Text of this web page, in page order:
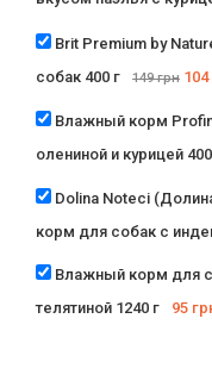
Brit Premium by
собак 400 г
149грн 104
Влажный корм
олениной и курицей
Dolina Noteci
корм для собак с
Влажный корм для
телятиной 1240 г
95